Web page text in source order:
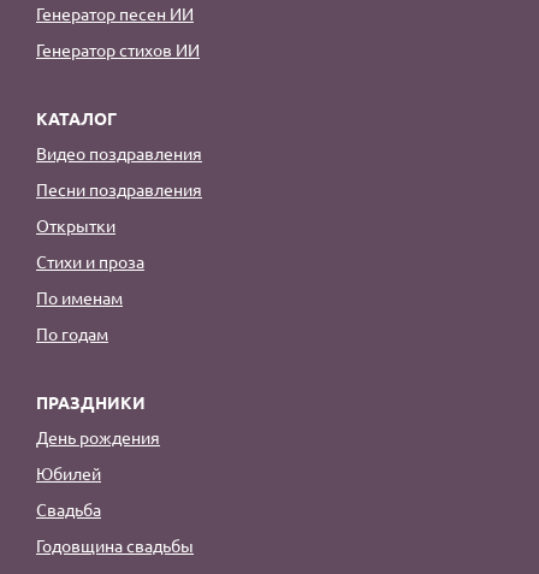
Генератор песен ИИ
Генератор стихов ИИ
КАТАЛОГ
Видео поздравления
Песни поздравления
Открытки
Стихи и проза
По именам
По годам
ПРАЗДНИКИ
День рождения
Юбилей
Свадьба
Годовщина свадьбы